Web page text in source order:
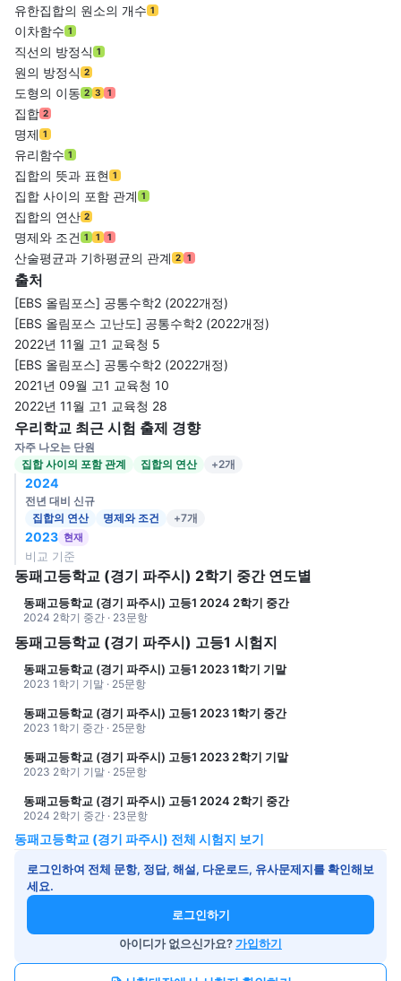
유한집합의 원소의 개수 1
이차함수 1
직선의 방정식 1
원의 방정식 2
도형의 이동 2 3 1
집합 2
명제 1
유리함수 1
집합의 뜻과 표현 1
집합 사이의 포함 관계 1
집합의 연산 2
명제와 조건 1 1 1
산술평균과 기하평균의 관계 2 1
출처
[EBS 올림포스] 공통수학2 (2022개정)
[EBS 올림포스 고난도] 공통수학2 (2022개정)
2022년 11월 고1 교육청 5
[EBS 올림포스] 공통수학2 (2022개정)
2021년 09월 고1 교육청 10
2022년 11월 고1 교육청 28
우리학교 최근 시험 출제 경향
자주 나오는 단원
집합 사이의 포함 관계
집합의 연산 +2개
2024
전년 대비 신규
집합의 연산
명제와 조건 +7개
2023 현재
비교 기준
동패고등학교 (경기 파주시) 2학기 중간 연도별
동패고등학교 (경기 파주시) 고등1 2024 2학기 중간
2024 2학기 중간 · 23문항
동패고등학교 (경기 파주시) 고등1 시험지
동패고등학교 (경기 파주시) 고등1 2023 1학기 기말
2023 1학기 기말 · 25문항
동패고등학교 (경기 파주시) 고등1 2023 1학기 중간
2023 1학기 중간 · 25문항
동패고등학교 (경기 파주시) 고등1 2023 2학기 기말
2023 2학기 기말 · 25문항
동패고등학교 (경기 파주시) 고등1 2024 2학기 중간
2024 2학기 중간 · 23문항
동패고등학교 (경기 파주시) 전체 시험지 보기
로그인하여 전체 문항, 정답, 해설, 다운로드, 유사문제지를 확인해보
세요.
로그인하기
아이디가 없으신가요?가입하기